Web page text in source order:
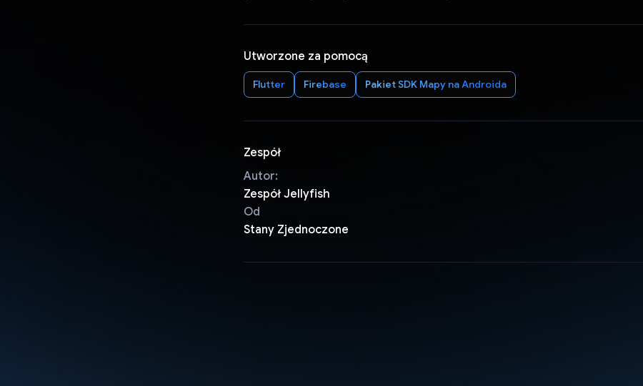
Utworzone za pomocą
Flutter Firebase Pakiet SDK Mapy na Androida
Zespół
Autor:
Zespół Jellyfish
Od
Stany Zjednoczone